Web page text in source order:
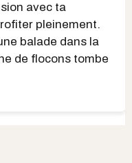
avec ta
pleinement.
balade dans la
de flocons tombe